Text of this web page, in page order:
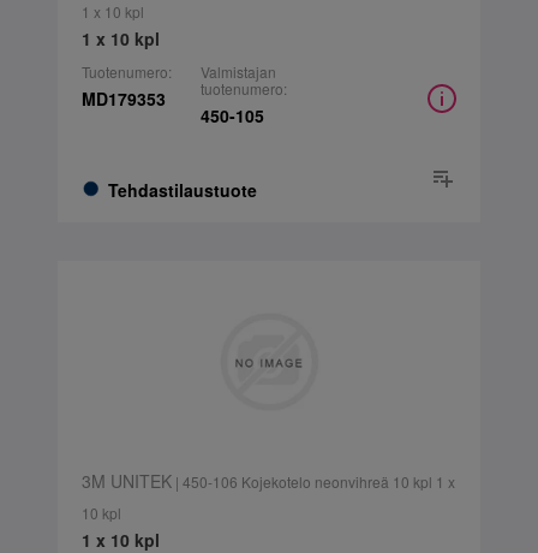
1 x 10 kpl
1 x 10 kpl
Tuotenumero:
MD179353
Tehdastilaustuote
Valmistajan
tuotenumero:
450-105
3M UNITEK| 450-106 Kojekotelo neonvihreä 10 kpl 1 x
10 kpl
1 x 10 kpl